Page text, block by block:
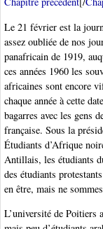
Le 21 février est la
assez oubliée de nos
panafricain de 1919,
ces années 1960 les
africaines sont encore
chaque année à cette
bagarres avec les gens
française. Sous la
Étudiants d’Afrique
Antillais, les étudiants
des étudiants
en être, mais ne
L’université de Poitiers